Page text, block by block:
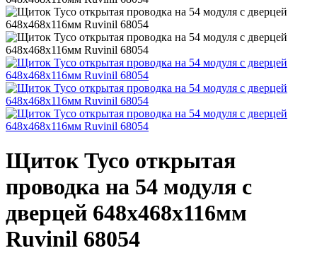
Щиток Тусо открытая
проводка на 54 модуля с
дверцей 648х468х116мм
Ruvinil 68054